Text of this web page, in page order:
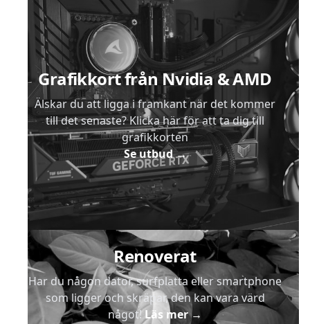
Grafikkort från Nvidia & AMD
Älskar du att ligga i framkant när det kommer
till det senaste? Klicka här för att ta dig till
grafikkorten
Se utbud→
Renoverat
Har du någon dator, surfplatta eller smartphone
som ligger och skräpar, den kan vara värd
något!Läs mer→